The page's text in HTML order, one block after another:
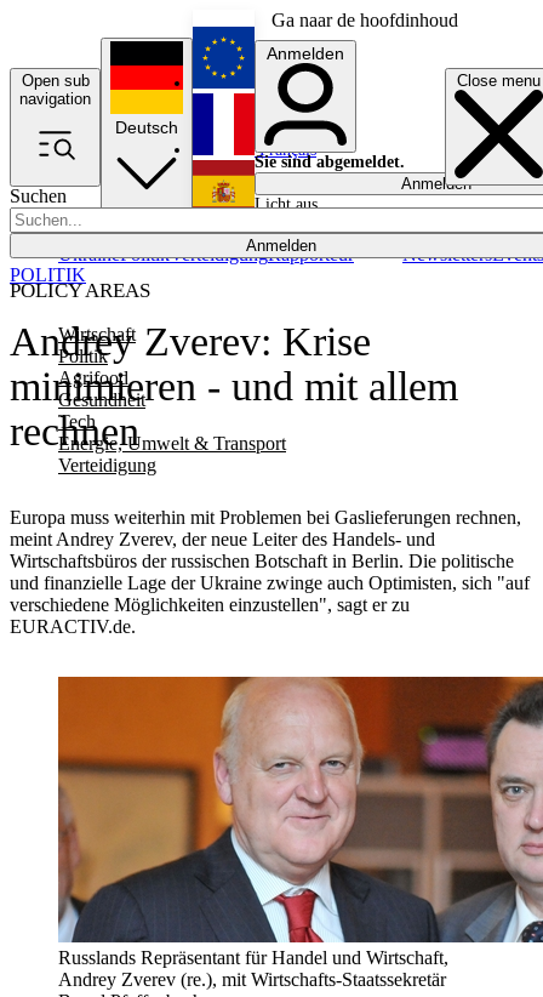
Ga naar de hoofdinhoud
Open sub
navigation
Close menu
Suchen
Anmelden
POLICY AREAS
Wirtschaft
Politik
Agrifood
Gesundheit
Tech
Energie, Umwelt & Transport
Verteidigung
UkrainePolitikVerteidigungRapporteur NewslettersEvents
Deutsch
English
Français
Anmelden
Sie sind abgemeldet.
Anmelden
Licht aus
Andrey Zverev: Krise
minimieren - und mit allem
rechnen
Europa muss weiterhin mit Problemen bei Gaslieferungen rechnen,
meint Andrey Zverev, der neue Leiter des Handels- und
Wirtschaftsbüros der russischen Botschaft in Berlin. Die politische
und finanzielle Lage der Ukraine zwinge auch Optimisten, sich "auf
verschiedene Möglichkeiten einzustellen", sagt er zu
EURACTIV.de.
POLITIK
Russlands Repräsentant für Handel und Wirtschaft,
Andrey Zverev (re.), mit Wirtschafts-Staatssekretär